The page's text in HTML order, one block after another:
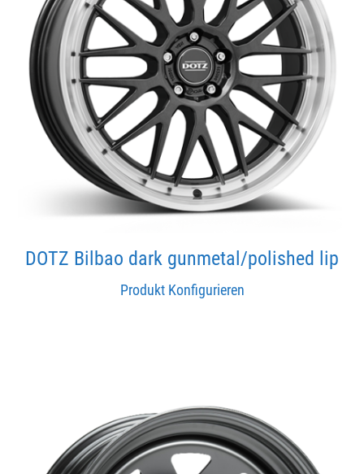
DOTZ Bilbao dark gunmetal/polished lip
Produkt Konfigurieren